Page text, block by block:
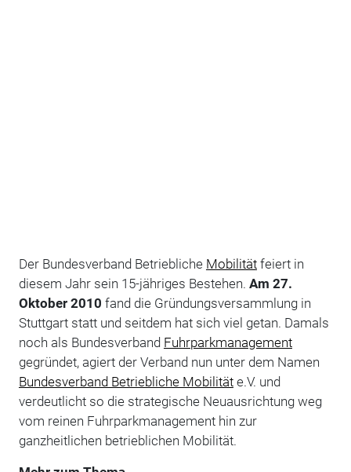
Der Bundesverband Betriebliche Mobilitätfeiert in
diesem Jahr sein 15-jähriges Bestehen. Am 27.
Oktober 2010 fand die Gründungsversammlung in
Stuttgart statt und seitdem hat sich viel getan. Damals
noch als Bundesverband Fuhrparkmanagement
gegründet, agiert der Verband nun unter dem Namen
Bundesverband Betriebliche Mobilitäte.V. und
verdeutlicht so die strategische Neuausrichtung weg
vom reinen Fuhrparkmanagement hin zur
ganzheitlichen betrieblichen Mobilität.